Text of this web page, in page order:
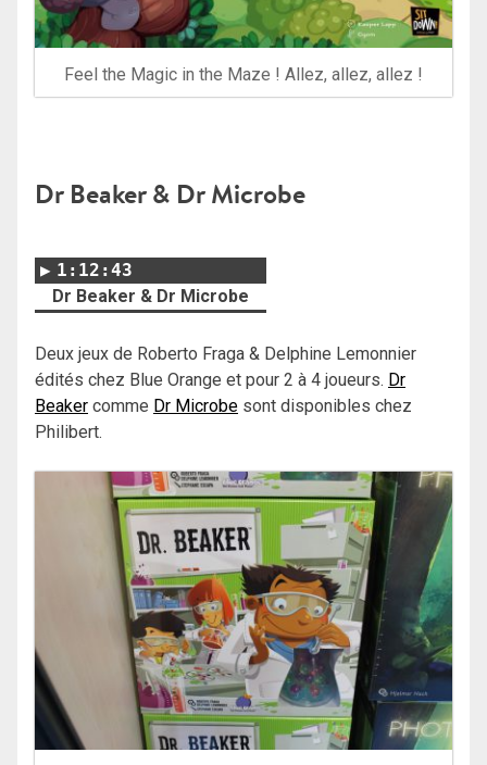
Feel the Magic in the Maze ! Allez, allez, allez !
Dr Beaker & Dr Microbe
1:12:43
Dr Beaker & Dr Microbe
Deux jeux de Roberto Fraga & Delphine Lemonnier
édités chez Blue Orange et pour 2 à 4 joueurs. Dr
Beaker comme Dr Microbe sont disponibles chez
Philibert.